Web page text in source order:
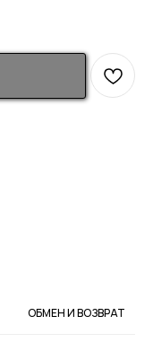
ОБМЕН И ВОЗВРАТ